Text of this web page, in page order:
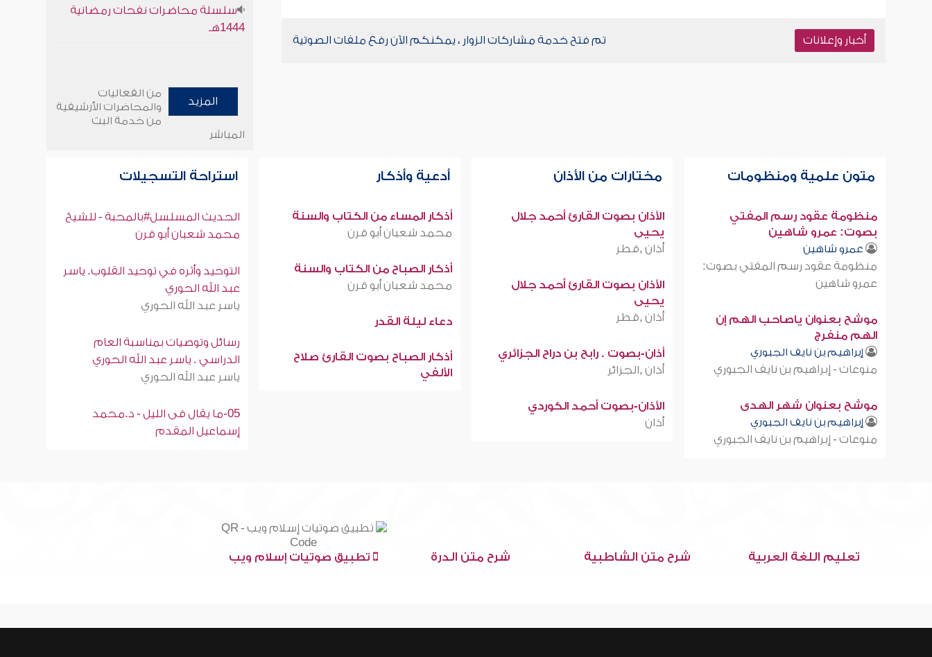
أخبار وإعلانات تم فتح خدمة مشاركات الزوار ، يمكنكم الآن رفع ملفات الصوتية
سلسلة محاضرات نفحات رمضانية
1444هـ
المزيد
من الفعاليات
والمحاضرات الأرشيفية
من خدمة البث
المباشر
متون علمية ومنظومات
منظومة عقود رسم المفتي
بصوت: عمرو شاهين
عمرو شاهين
منظومة عقود رسم المفتي بصوت:
عمرو شاهين
موشح بعنوان ياصاحب الهم إن
الهم منفرج
إبراهيم بن نايف الجبوري
منوعات - إبراهيم بن نايف الجبوري
موشح بعنوان شهر الهدى
إبراهيم بن نايف الجبوري
منوعات - إبراهيم بن نايف الجبوري
مختارات من الأذان
الأذان بصوت القارئ أحمد جلال
يحيى
أذان ,قطر
الأذان بصوت القارئ أحمد جلال
يحيى
أذان ,قطر
أذان-بصوت . رابح بن دراح الجزائري
أذان ,الجزائر
الأذان-بصوت أحمد الكوردي
أذان
أدعية وأذكار
أذكار المساء من الكتاب والسنة
محمد شعبان أبو قرن
أذكار الصباح من الكتاب والسنة
محمد شعبان أبو قرن
دعاء ليلة القدر
أذكار الصباح بصوت القارئ صلاح
الألفي
استراحة التسجيلات
الحديث المسلسل#بالمحبة - للشيخ
محمد شعبان أبو قرن
التوحيد وأثره في توحيد القلوب. ياسر
عبد الله الحوري
ياسر عبد الله الحوري
رسائل وتوصيات بمناسبة العام
الدراسي . ياسر عبد الله الحوري
ياسر عبد الله الحوري
05-ما يقال فى الليل - د.محمد
إسماعيل المقدم
تعليم اللغة العربية شرح متن الشاطبية شرح متن الدرة تطبيق صوتيات إسلام ويب